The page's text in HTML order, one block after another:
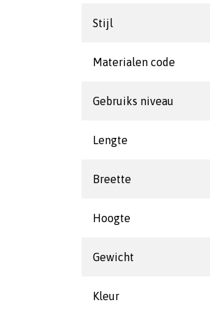
Stijl
Materialen code
Gebruiks niveau
Lengte
Breette
Hoogte
Gewicht
Kleur